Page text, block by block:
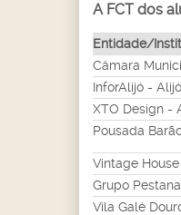
A FCT dos
Entidade/
Câmara
InforAlijó - Alijó
XTO Design -
Pousada
Vintage
Grupo
Vila Galé